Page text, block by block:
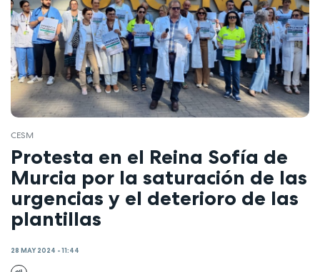
CESM
Protesta en el Reina Sofía de
Murcia por la saturación de las
urgencias y el deterioro de las
plantillas
28 MAY 2024 - 11:44